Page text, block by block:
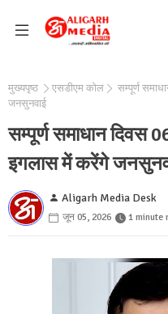
मुख्यपृष्ठ एसडीएम कोल
सम्पूर्ण
जनसुनवाई
सम्पूर्ण समाधान दिवस
इगलास में करेंगे
Aligarh Media Desk
जून 05, 2026 1 minute